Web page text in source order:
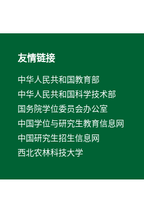
友情链接
中华人民共和国教育部
中华人民共和国科学技术部
国务院学位委员会办公室
中国学位与研究生教育信息网
中国研究生招生信息网
西北农林科技大学